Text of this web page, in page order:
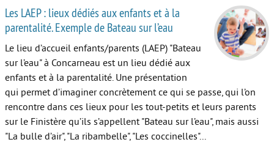
Les LAEP : lieux dédiés aux enfants et à la
parentalité. Exemple de Bateau sur l’eau
Le lieu d’accueil enfants/parents (LAEP) "Bateau
sur l’eau" à Concarneau est un lieu dédié aux
enfants et à la parentalité. Une présentation
qui permet d’imaginer concrètement ce qui se passe, qui l’on
rencontre dans ces lieux pour les tout-petits et leurs parents
sur le Finistère qu’ils s’appellent "Bateau sur l’eau", mais aussi
"La bulle d’air", "La ribambelle", "Les coccinelles"...